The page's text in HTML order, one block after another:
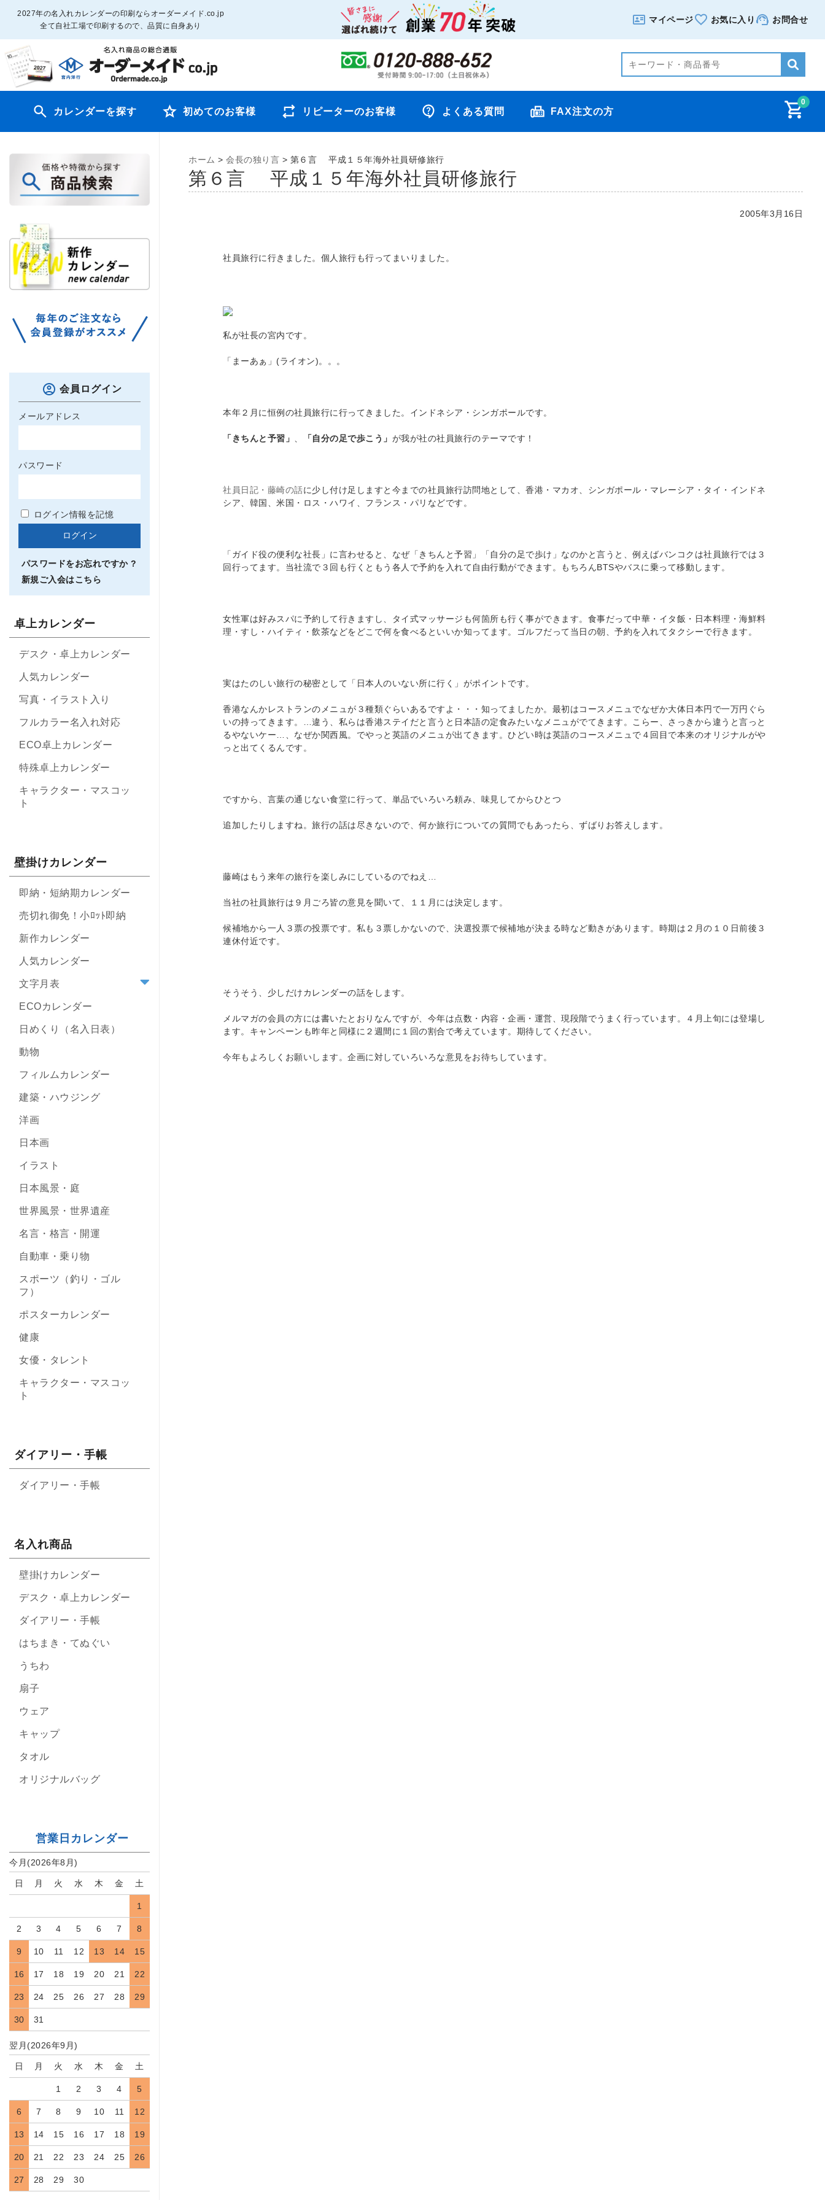
2027年の名入れカレンダーの印刷ならオーダーメイド.co.jp
全て自社工場で印刷するので、品質に自身あり
マイページ お気に入り お問合せ
0
カレンダーを探す 初めてのお客様 リピーターのお客様 よくある質問 FAX注文の方
ホーム > 会長の独り言 > 第６言 平成１５年海外社員研修旅行
第６言 平成１５年海外社員研修旅行
2005年3月16日
社員旅行に行きました。個人旅行も行ってまいりました。
私が社長の宮内です。
「まーあぁ」(ライオン)。。。
本年２月に恒例の社員旅行に行ってきました。インドネシア・シンガポールです。
「きちんと予習」 「自分の足で歩こう」 が我が社の社員旅行のテーマです！
社員日記・藤崎の話に少し付け足しますと今までの社員旅行訪問地として、香港・マカオ、シンガポール・マレーシア・タイ・インドネ
シア、韓国、米国・ロス・ハワイ、フランス・パリなどです。
「ガイド役の便利な社長」に言わせると、なぜ「きちんと予習」「自分の足で歩け」なのかと言うと、例えばバンコクは社員旅行では３
回行ってます。当社流で３回も行くともう各人で予約を入れて自由行動ができます。もちろんBTSやバスに乗って移動します。
女性軍は好みスパに予約して行きますし、タイ式マッサージも何箇所も行く事ができます。食事だって中華・イタ飯・日本料理・海鮮料
理・すし・ハイティ・飲茶などをどこで何を食べるといいか知ってます。ゴルフだって当日の朝、予約を入れてタクシーで行きます。
実はたのしい旅行の秘密として「日本人のいない所に行く」がポイントです。
香港なんかレストランのメニュが３種類ぐらいあるですよ・・・知ってましたか。最初はコースメニュでなぜか大体日本円で一万円ぐら
いの持ってきます。…違う、私らは香港ステイだと言うと日本語の定食みたいなメニュがでてきます。こらー、さっきから違うと言っと
るやないケー…、なぜか関西風。でやっと英語のメニュが出てきます。ひどい時は英語のコースメニュで４回目で本来のオリジナルがや
っと出てくるんです。
ですから、言葉の通じない食堂に行って、単品でいろいろ頼み、味見してからひとつ
追加したりしますね。旅行の話は尽きないので、何か旅行についての質問でもあったら、ずばりお答えします。
藤崎はもう来年の旅行を楽しみにしているのでねえ…
当社の社員旅行は９月ごろ皆の意見を聞いて、１１月には決定します。
候補地から一人３票の投票です。私も３票しかないので、決選投票で候補地が決まる時など動きがあります。時期は２月の１０日前後３
連休付近です。
そうそう、少しだけカレンダーの話をします。
メルマガの会員の方には書いたとおりなんですが、今年は点数・内容・企画・運営、現段階でうまく行っています。４月上旬には登場し
ます。キャンペーンも昨年と同様に２週間に１回の割合で考えています。期待してください。
今年もよろしくお願いします。企画に対していろいろな意見をお待ちしています。
会員ログイン
メールアドレス
パスワード
ログイン情報を記憶
パスワードをお忘れですか ?
新規ご入会はこちら
卓上カレンダー
デスク・卓上カレンダー
人気カレンダー
写真・イラスト入り
フルカラー名入れ対応
ECO卓上カレンダー
特殊卓上カレンダー
キャラクター・マスコッ
ト
壁掛けカレンダー
即納・短納期カレンダー
売切れ御免！小ﾛｯﾄ即納
新作カレンダー
人気カレンダー
文字月表
ECOカレンダー
日めくり（名入日表）
動物
フィルムカレンダー
建築・ハウジング
洋画
日本画
イラスト
日本風景・庭
世界風景・世界遺産
名言・格言・開運
自動車・乗り物
スポーツ（釣り・ゴル
フ）
ポスターカレンダー
健康
女優・タレント
キャラクター・マスコッ
ト
ダイアリー・手帳
ダイアリー・手帳
名入れ商品
壁掛けカレンダー
デスク・卓上カレンダー
ダイアリー・手帳
はちまき・てぬぐい
うちわ
扇子
ウェア
キャップ
タオル
オリジナルバッグ
営業日カレンダー
今月(2026年8月)
日 月 火 水 木 金 土
1
2 3 4 5 6 7 8
9 10 11 12 13 14 15
16 17 18 19 20 21 22
23 24 25 26 27 28 29
30 31
翌月(2026年9月)
日 月 火 水 木 金 土
1 2 3 4 5
6 7 8 9 10 11 12
13 14 15 16 17 18 19
20 21 22 23 24 25 26
27 28 29 30